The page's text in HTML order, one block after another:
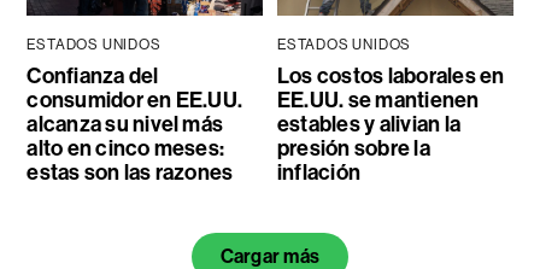
ESTADOS UNIDOS
Confianza del
consumidor en EE.UU.
alcanza su nivel más
alto en cinco meses:
estas son las razones
ESTADOS UNIDOS
Los costos laborales en
EE.UU. se mantienen
estables y alivian la
presión sobre la
inflación
Cargar más